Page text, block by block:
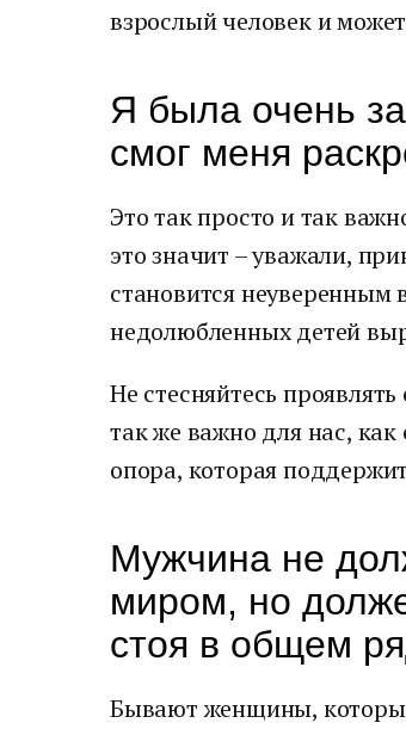
взрослый человек и
Я была очень
смог меня
Это так просто и так
это значит – уважали,
становится неуверенным
недолюбленных детей
Не стесняйтесь
так же важно для нас,
опора, которая
Мужчина не
миром, но
стоя в общем
Бывают женщины,